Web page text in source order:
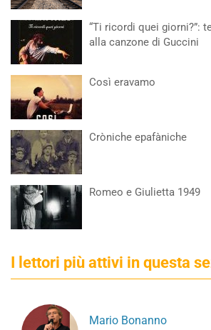
“Ti ricordi quei giorni?”:
alla canzone di Guccini
Così eravamo
Cròniche epafàniche
Romeo e Giulietta 1949
I lettori più attivi in questa
Mario Bonanno